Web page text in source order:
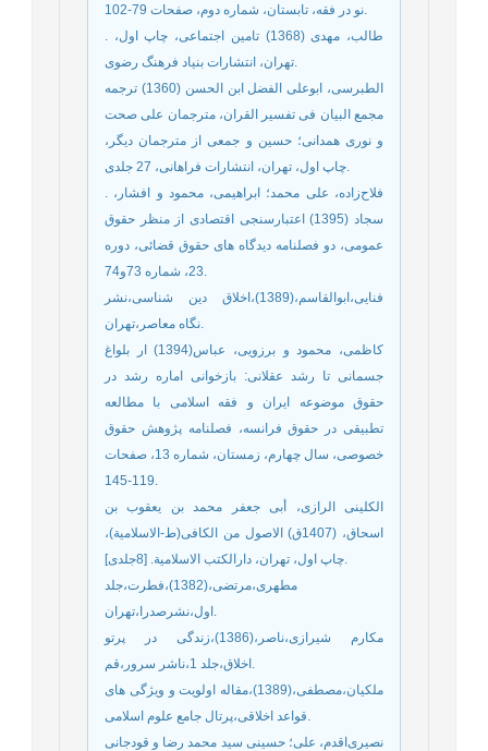
نو در فقه، تابستان، شماره دوم، صفحات 79-102.
. طالب، مهدی (1368) تامین اجتماعی، چاپ اول،
تهران، انتشارات بنیاد فرهنگ رضوی.
الطبرسی، ابوعلی الفضل ابن الحسن (1360) ترجمه
مجمع البیان فی تفسیر القران، مترجمان علی صحت
و نوری همدانی؛ حسین و جمعی از مترجمان دیگر،
چاپ اول، تهران، انتشارات فراهانی، 27 جلدی.
. فلاح‌زاده، علی محمد؛ ابراهیمی، محمود و افشار،
سجاد (1395) اعتبارسنجی اقتصادی از منظر حقوق
عمومی، دو فصلنامه دیدگاه های حقوق قضائی، دوره
23، شماره 73و74.
فنایی،ابوالقاسم،(1389)،اخلاق دین شناسی،نشر
نگاه معاصر،تهران.
کاظمی، محمود و برزویی، عباس(1394) ار بلواغ
جسمانی تا رشد عقلانی: بازخوانی اماره رشد در
حقوق موضوعه ایران و فقه اسلامی با مطالعه
تطبیقی در حقوق فرانسه، فصلنامه پژوهش حقوق
خصوصی، سال چهارم، زمستان، شماره 13، صفحات
119-145.
الکلینی الرازی، أبی جعفر محمد بن یعقوب بن
اسحاق، (1407ق) الاصول من الکافی(ط-الاسلامیة)،
چاپ اول، تهران، دارالکتب الاسلامیة. [8جلدی].
مطهری،مرتضی،(1382)،فطرت،جلد
اول،نشرصدرا،تهران.
مکارم شیرازی،ناصر،(1386)،زندگی در پرتو
اخلاق،جلد 1،ناشر سرور،قم.
ملکیان،مصطفی،(1389)،مقاله اولویت و ویژگی های
قواعد اخلاقی،پرتال جامع علوم اسلامی.
نصیری‌اقدم، علی؛ حسینی سید محمد رضا و قودجانی